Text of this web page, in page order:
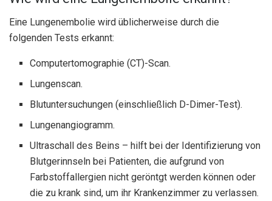
Eine Lungenembolie wird üblicherweise durch die
folgenden Tests erkannt:
Computertomographie (CT)-Scan.
Lungenscan.
Blutuntersuchungen (einschließlich D-Dimer-Test).
Lungenangiogramm.
Ultraschall des Beins – hilft bei der Identifizierung von
Blutgerinnseln bei Patienten, die aufgrund von
Farbstoffallergien nicht geröntgt werden können oder
die zu krank sind, um ihr Krankenzimmer zu verlassen.